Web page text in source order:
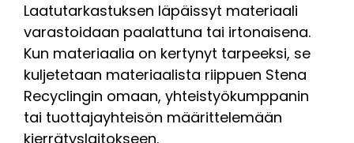
Laatutarkastuksen läpäissyt materiaali
varastoidaan paalattuna tai irtonaisena.
Kun materiaalia on kertynyt tarpeeksi, se
kuljetetaan materiaalista riippuen Stena
Recyclingin omaan, yhteistyökumppanin
tai tuottajayhteisön määrittelemään
kierrätyslaitokseen.